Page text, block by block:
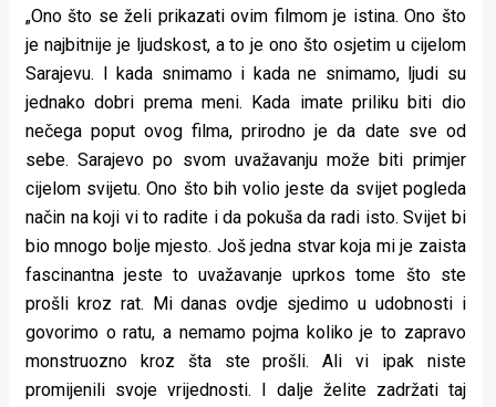
„Ono što se želi prikazati ovim filmom je istina. Ono što
je najbitnije je ljudskost, a to je ono što osjetim u cijelom
Sarajevu. I kada snimamo i kada ne snimamo, ljudi su
jednako dobri prema meni. Kada imate priliku biti dio
nečega poput ovog filma, prirodno je da date sve od
sebe. Sarajevo po svom uvažavanju može biti primjer
cijelom svijetu. Ono što bih volio jeste da svijet pogleda
način na koji vi to radite i da pokuša da radi isto. Svijet bi
bio mnogo bolje mjesto. Još jedna stvar koja mi je zaista
fascinantna jeste to uvažavanje uprkos tome što ste
prošli kroz rat. Mi danas ovdje sjedimo u udobnosti i
govorimo o ratu, a nemamo pojma koliko je to zapravo
monstruozno kroz šta ste prošli. Ali vi ipak niste
promijenili svoje vrijednosti. I dalje želite zadržati taj